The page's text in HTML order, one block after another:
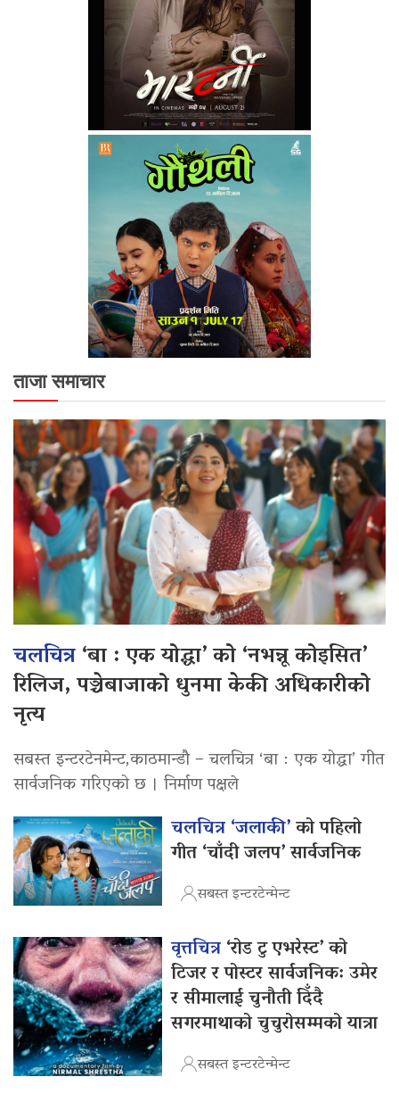
ताजा समाचार
चलचित्र‘बा : एक योद्धा’ को ‘नभन्नू कोइसित’
रिलिज, पञ्चेबाजाको धुनमा केकी अधिकारीको
नृत्य
सबस्त इन्टरटेनमेन्ट,काठमान्डौ – चलचित्र ‘बा : एक योद्धा’ गीत
सार्वजनिक गरिएको छ । निर्माण पक्षले
चलचित्र ‘जलाकी’को पहिलो
गीत ‘चाँदी जलप’ सार्वजनिक
सबस्त इन्टरटेन्मेन्ट
वृत्तचित्र‘रोड टु एभरेस्ट’ को
टिजर र पोस्टर सार्वजनिक: उमेर
र सीमालाई चुनौती दिँदै
सगरमाथाको चुचुरोसम्मको यात्रा
सबस्त इन्टरटेन्मेन्ट